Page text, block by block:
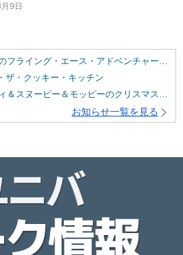
9日
[よやくのり] スヌーピーのフライング・エース・アドベンチャーを追加しました。
ザ・クッキー・キッチン
[blog] 2024年ハローキティ＆スヌーピー＆モッピーのクリスマスグッズ♡
お知らせ一覧を見る